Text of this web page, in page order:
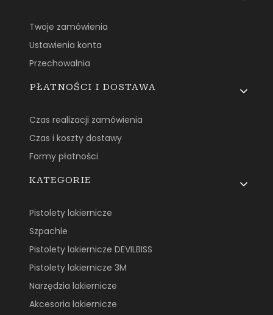
Twoje zamówienia
Ustawienia konta
Przechowalnia
PŁATNOŚCI I DOSTAWA
Czas realizacji zamówienia
Czas i koszty dostawy
Formy płatności
KATEGORIE
Pistolety lakiernicze
Szpachle
Pistolety lakiernicze DEVILBISS
Pistolety lakiernicze 3M
Narzędzia lakiernicze
Akcesoria lakiernicze